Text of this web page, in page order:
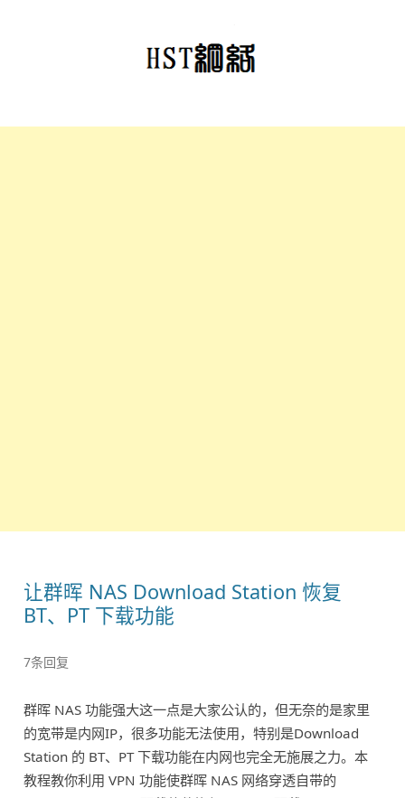
让群晖 NAS Download Station 恢复
BT、PT 下载功能
7条回复
群晖 NAS 功能强大这一点是大家公认的，但无奈的是家里
的宽带是内网IP，很多功能无法使用，特别是Download
Station 的 BT、PT 下载功能在内网也完全无施展之力。本
教程教你利用 VPN 功能使群晖 NAS 网络穿透自带的